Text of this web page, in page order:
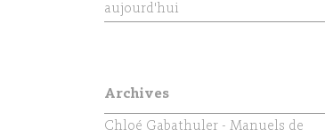
aujourd'hui
Archives
Chloé Gabathuler - Manuels de